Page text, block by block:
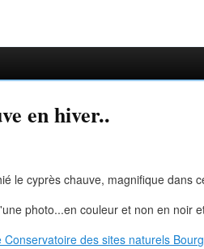
en hiver..
le cyprès chauve, magnifique dans
photo...en couleur et non en noir